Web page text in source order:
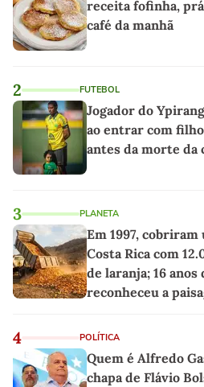
receita fofinha,
café da manhã
2 FUTEBOL
Jogador do
ao entrar com
antes da morte da
3 PLANETA
Em 1997,
Costa Rica com
de laranja; 16
reconheceu a
4 POLÍTICA
Quem é Alfredo
chapa de Flávio